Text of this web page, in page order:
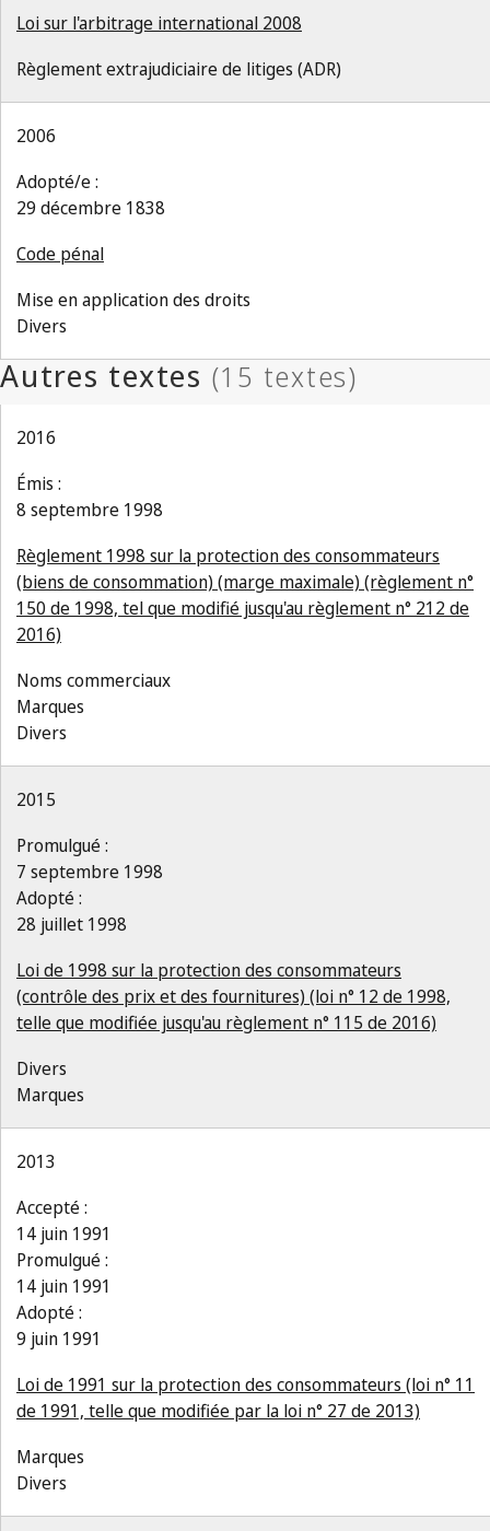
Loi sur l'arbitrage international 2008
Règlement extrajudiciaire de litiges (ADR)
2006
Adopté/e :
29 décembre 1838
Code pénal
Mise en application des droits
Divers
2016
Émis :
8 septembre 1998
Règlement 1998 sur la protection des consommateurs
(biens de consommation) (marge maximale) (règlement n°
150 de 1998, tel que modifié jusqu'au règlement n° 212 de
2016)
Noms commerciaux
Marques
Divers
2015
Promulgué :
7 septembre 1998
Adopté :
28 juillet 1998
Loi de 1998 sur la protection des consommateurs
(contrôle des prix et des fournitures) (loi n° 12 de 1998,
telle que modifiée jusqu'au règlement n° 115 de 2016)
Divers
Marques
2013
Accepté :
14 juin 1991
Promulgué :
14 juin 1991
Adopté :
9 juin 1991
Loi de 1991 sur la protection des consommateurs (loi n° 11
de 1991, telle que modifiée par la loi n° 27 de 2013)
Marques
Divers